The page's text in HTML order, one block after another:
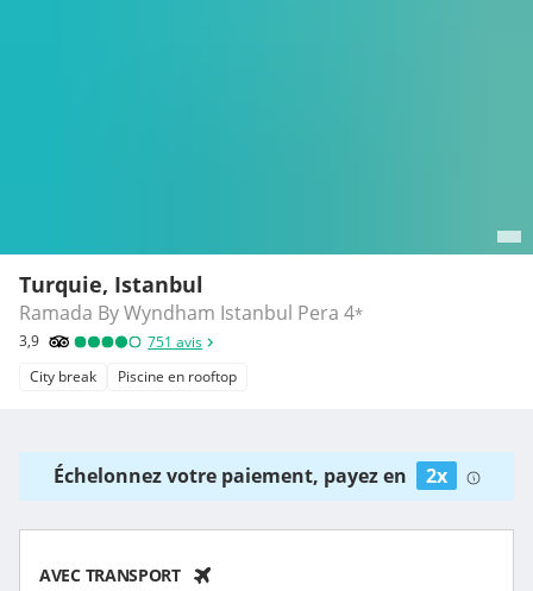
Turquie, Istanbul
Ramada By Wyndham Istanbul Pera 4*
3,9 751 avis
City break
Piscine en rooftop
Échelonnez votre paiement, payez en 2x
AVEC TRANSPORT